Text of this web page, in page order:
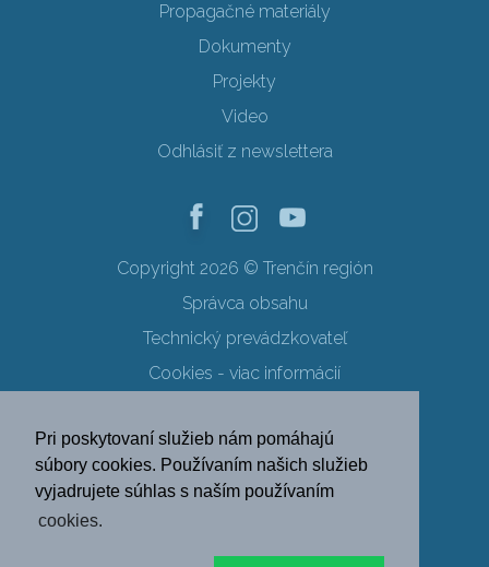
Pri poskytovaní služieb nám pomáhajú
súbory cookies. Používaním našich služieb
vyjadrujete súhlas s naším používaním
cookies.
Propagačné materiály
Dokumenty
Projekty
Video
Odhlásiť z newslettera
Copyright 2026 © Trenčín región
Správca obsahu
Technický prevádzkovateľ
Cookies - viac informácií
Ochrana osobných údajov
SK EN DE
PL